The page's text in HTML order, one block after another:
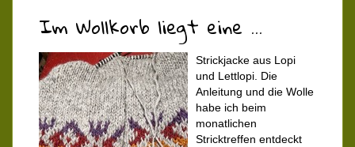
Im Wollkorb liegt eine ...
Strickjacke aus Lopi
und Lettlopi. Die
Anleitung und die Wolle
habe ich beim
monatlichen
Stricktreffen entdeckt